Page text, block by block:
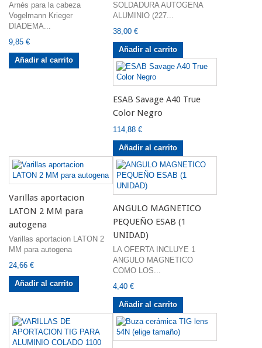
Arnés para la cabeza
Vogelmann Krieger
DIADEMA...
9,85 €
Añadir al carrito
SOLDADURA AUTOGENA
ALUMINIO (227...
38,00 €
Añadir al carrito
ESAB Savage A40 True
Color Negro
114,88 €
Añadir al carrito
Varillas aportacion
LATON 2 MM para
autogena
Varillas aportacion LATON 2
MM para autogena
24,66 €
Añadir al carrito
ANGULO MAGNETICO
PEQUEÑO ESAB (1
UNIDAD)
LA OFERTA INCLUYE 1
ANGULO MAGNETICO
COMO LOS...
4,40 €
Añadir al carrito